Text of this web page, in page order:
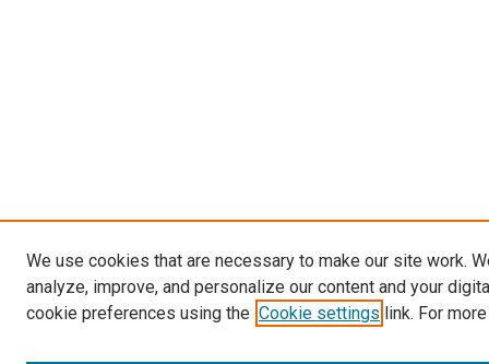
We use cookies that are necessary to make our site work.
analyze, improve, and personalize our content and your
cookie preferences using the Cookie settings link. For